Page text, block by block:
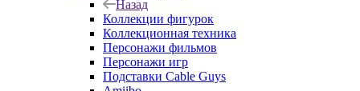
Назад
Коллекции фигурок
Коллекционная техника
Персонажи фильмов
Персонажи игр
Подставки Cable Guys